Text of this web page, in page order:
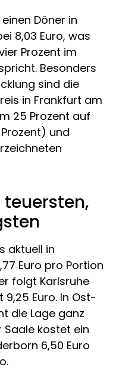
Döner in
8,03 Euro, was
Prozent im
Besonders
sind die
in Frankfurt am
25 Prozent auf
Prozent) und
aktuell in
Euro pro Portion
folgt Karlsruhe
9,25 Euro. In Ost-
die Lage ganz
Saale kostet ein
6,50 Euro